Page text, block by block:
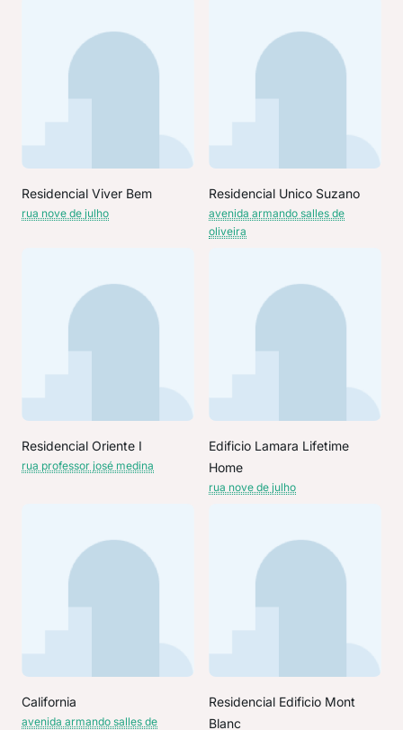
Residencial Viver Bem
rua nove de julho
Residencial Unico Suzano
avenida armando salles de
oliveira
Residencial Oriente I
rua professor josé medina
Edificio Lamara Lifetime
Home
rua nove de julho
California
avenida armando salles de
Residencial Edificio Mont
Blanc